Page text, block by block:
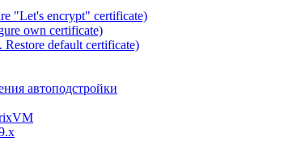
"Let's encrypt" certificate)
own certificate)
default certificate)
автоподстройки